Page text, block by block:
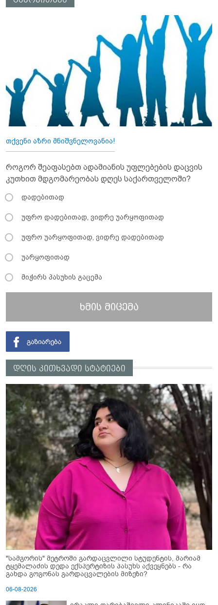
თქვენი აზრი მნიშვნელოვანია!
როგორ შეაფასებთ ადამიანის უფლებების დაცვის
კუთხით მდგომარეობას დღეს საქართველოში?
დადებითად
უფრო დადებითად, ვიდრე უარყოფითად
უფრო უარყოფითად, ვიდრე დადებითად
უარყოფითად
მიჭირს პასუხის გაცემა
ხმის მიცემა
დღის კითხვადი სტატიები
"სამგორის" მეტროში გარდაცვლილი სტუდენტის, მარიამ
ტყემალაძის დედა ექსპერტიზის პასუხს აქვეყნებს - რა
გახდა გოგონას გარდაცვალების მიზეზი?
06-08-2026